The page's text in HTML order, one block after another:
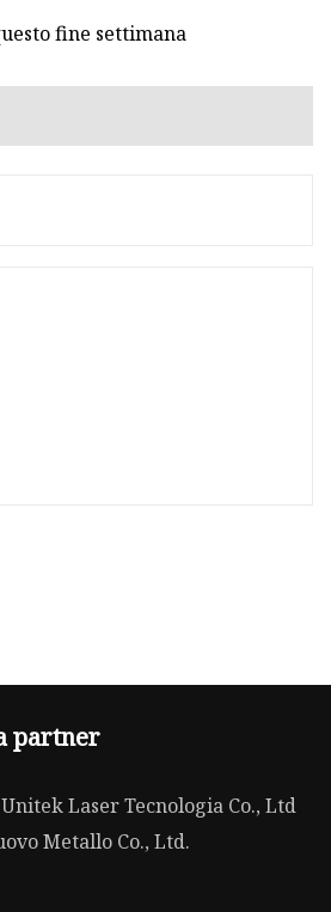
fine settimana
partner
Laser Tecnologia Co., Ltd
Metallo Co., Ltd.